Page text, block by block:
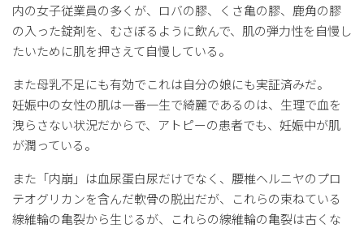
内の女子従業員の多くが、ロバの膠、くさ亀の膠、鹿角の膠
の入った錠剤を、むさぼるように飲んで、肌の弾力性を自慢し
たいために肌を押さえて自慢している。
また母乳不足にも有効でこれは自分の娘にも実証済みだ。
妊娠中の女性の肌は一番一生で綺麗であるのは、生理で血を
洩らさない状況だからで、アトピーの患者でも、妊娠中が肌
が潤っている。
また「内崩」は血尿蛋白尿だけでなく、腰椎ヘルニヤのプロ
テオグリカンを含んだ軟骨の脱出だが、これらの束ねている
線維輪の亀裂から生じるが、これらの線維輪の亀裂は古くな